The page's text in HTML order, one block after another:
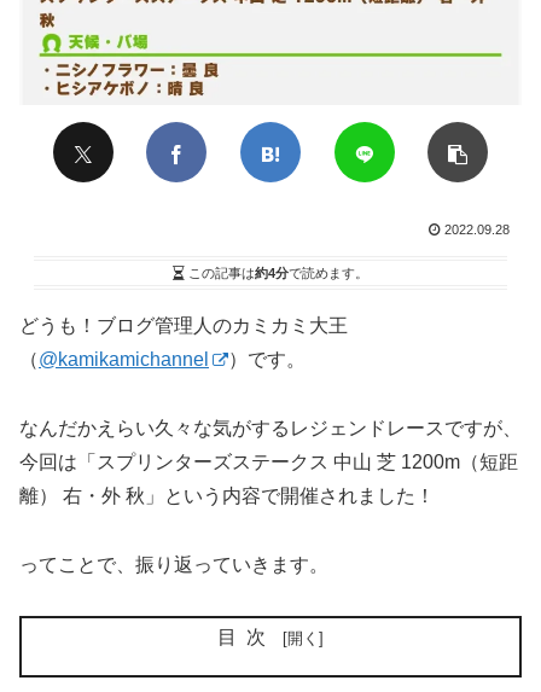
2022.09.28
この記事は約4分で読めます。
どうも！ブログ管理人のカミカミ大王
（@kamikamichannel ）です。
なんだかえらい久々な気がするレジェンドレースですが、
今回は「スプリンターズステークス 中山 芝 1200m（短距
離） 右・外 秋」という内容で開催されました！
ってことで、振り返っていきます。
目次